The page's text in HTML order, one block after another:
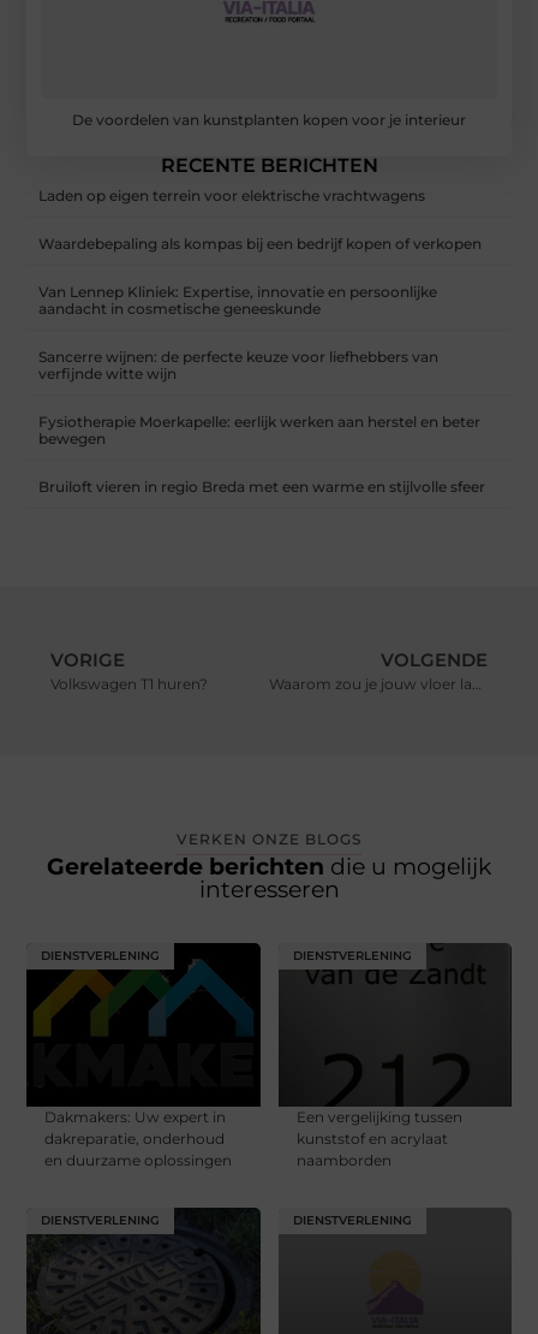
De voordelen van kunstplanten kopen voor je interieur
RECENTE BERICHTEN
Laden op eigen terrein voor elektrische vrachtwagens
Waardebepaling als kompas bij een bedrijf kopen of verkopen
Van Lennep Kliniek: Expertise, innovatie en persoonlijke
aandacht in cosmetische geneeskunde
Sancerre wijnen: de perfecte keuze voor liefhebbers van
verfijnde witte wijn
Fysiotherapie Moerkapelle: eerlijk werken aan herstel en beter
bewegen
Bruiloft vieren in regio Breda met een warme en stijlvolle sfeer
VORIGE
Volkswagen T1 huren?
VOLGENDE
Waarom zou je jouw vloer laten egaliseren?
VERKEN ONZE BLOGS
Gerelateerde berichten die u mogelijk
interesseren
DIENSTVERLENING
Dakmakers: Uw expert in
dakreparatie, onderhoud
en duurzame oplossingen
DIENSTVERLENING
Een vergelijking tussen
kunststof en acrylaat
naamborden
DIENSTVERLENING DIENSTVERLENING